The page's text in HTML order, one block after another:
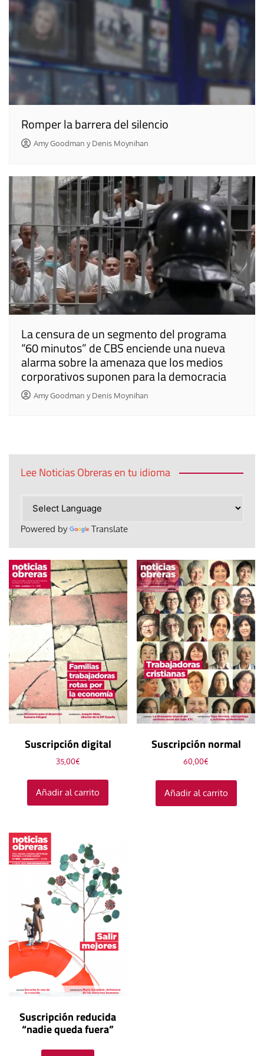
Romper la barrera del silencio
Amy Goodman y Denis Moynihan
La censura de un segmento del programa
“60 minutos” de CBS enciende una nueva
alarma sobre la amenaza que los medios
corporativos suponen para la democracia
Amy Goodman y Denis Moynihan
Lee Noticias Obreras en tu idioma
Powered by Translate
Suscripción digital
35,00€
Añadir al carrito
Suscripción normal
60,00€
Añadir al carrito
Suscripción reducida
“nadie queda fuera”